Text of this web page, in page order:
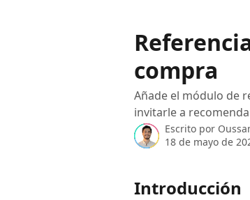
compra
Añade el módulo de
invitarle a
Escrito por
18 de mayo de
Introducción